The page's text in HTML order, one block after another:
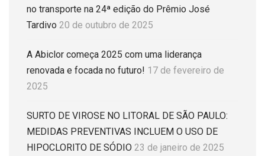
no transporte na 24ª edição do Prêmio José
Tardivo 20 de outubro de 2025
A Abiclor começa 2025 com uma liderança
renovada e focada no futuro! 17 de fevereiro de
2025
SURTO DE VIROSE NO LITORAL DE SÃO PAULO:
MEDIDAS PREVENTIVAS INCLUEM O USO DE
HIPOCLORITO DE SÓDIO 23 de janeiro de 2025